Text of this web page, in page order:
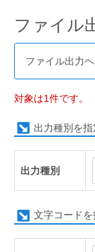
ファイル
ファイル出力
対象は1件です。
出力種別を指
出力種別
文字コードを